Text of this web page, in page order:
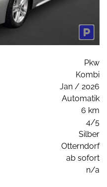
Pkw
Kombi
Jan / 2026
Automatik
6 km
4/5
Silber
Otterndorf
ab sofort
n/a